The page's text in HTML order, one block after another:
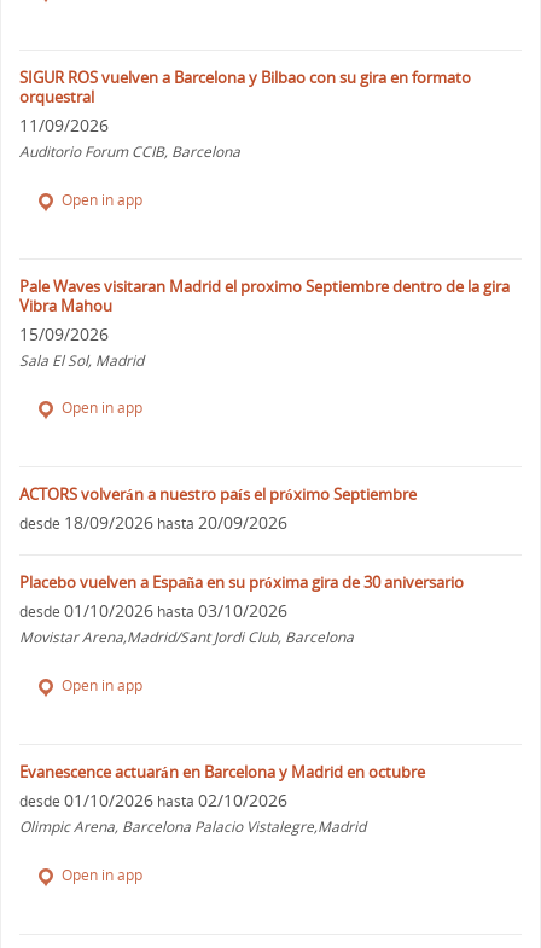
SIGUR ROS vuelven a Barcelona y Bilbao con su gira en formato
orquestral
11/09/2026
Auditorio Forum CCIB, Barcelona
Open in app
Pale Waves visitaran Madrid el proximo Septiembre dentro de la gira
Vibra Mahou
15/09/2026
Sala El Sol, Madrid
Open in app
ACTORS volverán a nuestro país el próximo Septiembre
desde 18/09/2026 hasta 20/09/2026
Placebo vuelven a España en su próxima gira de 30 aniversario
desde 01/10/2026 hasta 03/10/2026
Movistar Arena,Madrid/Sant Jordi Club, Barcelona
Open in app
Evanescence actuarán en Barcelona y Madrid en octubre
desde 01/10/2026 hasta 02/10/2026
Olimpic Arena, Barcelona Palacio Vistalegre,Madrid
Open in app